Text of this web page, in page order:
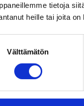
tietoja
heille tai joita
Välttämätön